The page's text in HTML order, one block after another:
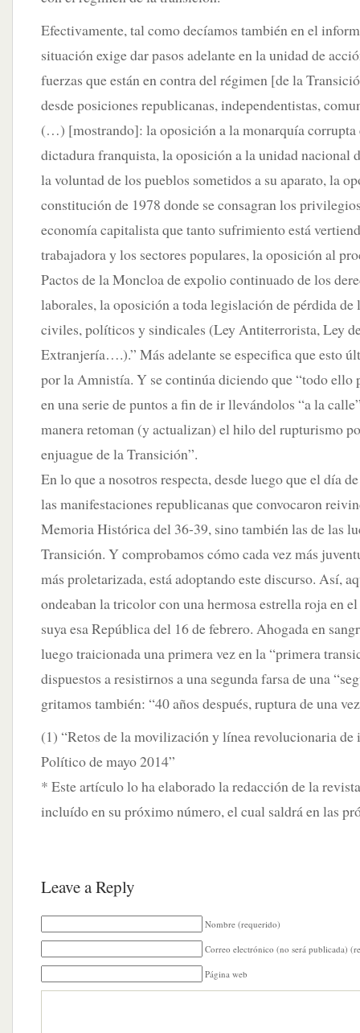
Efectivamente, tal como decíamos también en el
situación exige dar pasos adelante en la unidad de
fuerzas que están en contra del régimen [de la
desde posiciones republicanas, independentistas,
(…) [mostrando]: la oposición a la monarquía corrupta
dictadura franquista, la oposición a la unidad nacional
la voluntad de los pueblos sometidos a su aparato, la
constitución de 1978 donde se consagran los
economía capitalista que tanto sufrimiento está
trabajadora y los sectores populares, la oposición al
Pactos de la Moncloa de expolio continuado de los
laborales, la oposición a toda legislación de pérdida de
civiles, políticos y sindicales (Ley Antiterrorista, Ley
Extranjería….).” Más adelante se especifica que esto
por la Amnistía. Y se continúa diciendo que “todo ello
en una serie de puntos a fin de ir llevándolos “a la
manera retoman (y actualizan) el hilo del rupturismo
enjuague de la Transición”.
En lo que a nosotros respecta, desde luego que el día
las manifestaciones republicanas que convocaron
Memoria Histórica del 36-39, sino también las de las
Transición. Y comprobamos cómo cada vez más
más proletarizada, está adoptando este discurso. Así,
ondeaban la tricolor con una hermosa estrella roja en
suya esa República del 16 de febrero. Ahogada en
luego traicionada una primera vez en la “primera
dispuestos a resistirnos a una segunda farsa de una
gritamos también: “40 años después, ruptura de una
(1) “Retos de la movilización y línea revolucionaria
Político de mayo 2014”
* Este artículo lo ha elaborado la redacción de la
incluído en su próximo número, el cual saldrá en las
Leave a Reply
Nombre (requerido)
Correo electrónico (no será publicada)
Página web